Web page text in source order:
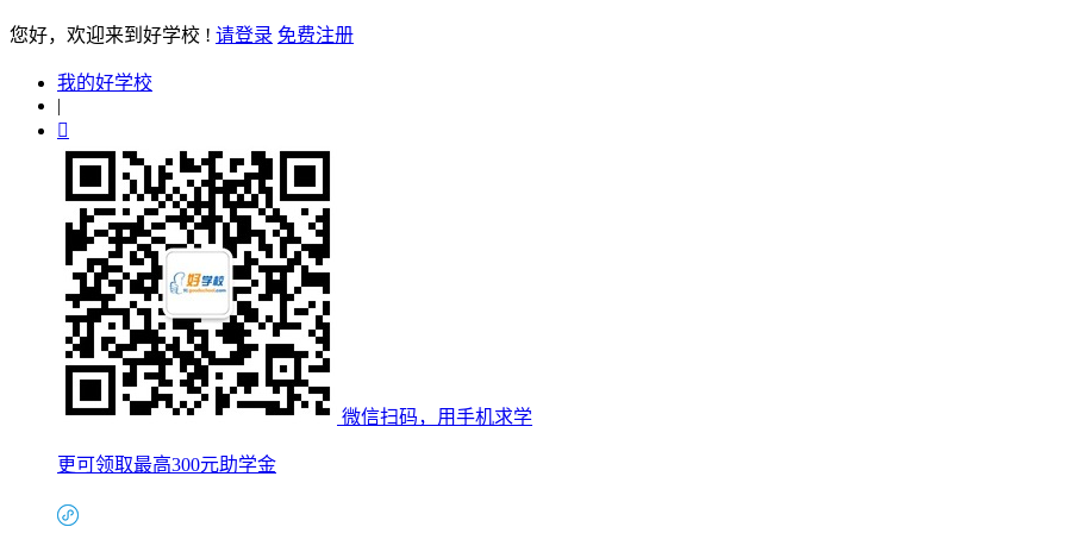
您好，欢迎来到好学校 ! 请登录 免费注册
我的好学校
|

微信扫码，用手机求学
更可领取最高300元助学金